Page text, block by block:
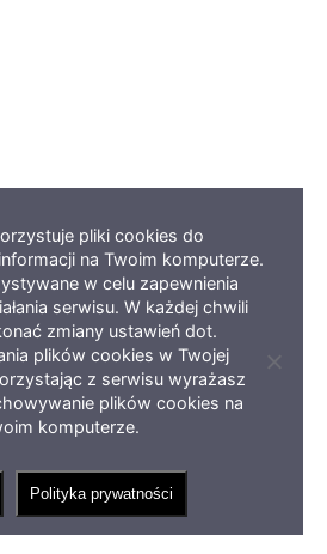
Mapa serwisu BIP
2023 Miasto Zielona Góra
pliki cookies do
na Twoim komputerze.
w celu zapewnienia
serwisu. W każdej chwili
zmiany ustawień dot.
plików cookies w Twojej
z serwisu wyrażasz
plików cookies na
komputerze.
Polityka prywatności